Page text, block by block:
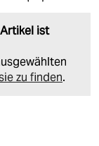
ist
zu finden.